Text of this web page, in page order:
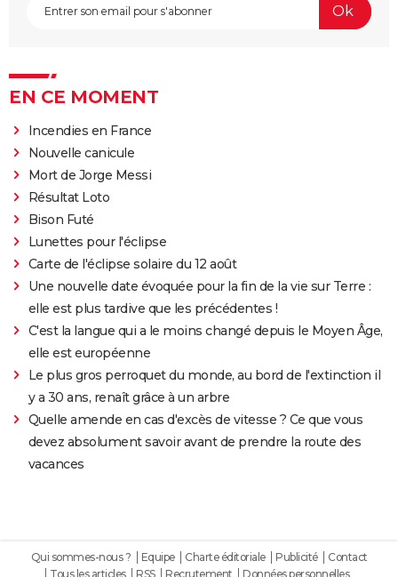
EN CE MOMENT
Incendies en France
Nouvelle canicule
Mort de Jorge Messi
Résultat Loto
Bison Futé
Lunettes pour l'éclipse
Carte de l'éclipse solaire du 12 août
Une nouvelle date évoquée pour la fin de la vie sur Terre :
elle est plus tardive que les précédentes !
C'est la langue qui a le moins changé depuis le Moyen Âge,
elle est européenne
Le plus gros perroquet du monde, au bord de l'extinction il
y a 30 ans, renaît grâce à un arbre
Quelle amende en cas d'excès de vitesse ? Ce que vous
devez absolument savoir avant de prendre la route des
vacances
Qui sommes-nous ? Equipe Charte éditoriale Publicité
Contact
Tous les articles
RSS Recrutement Données personnelles